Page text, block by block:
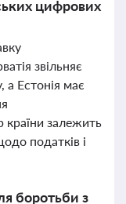
цифрових
звільняє
а Естонія має
країни залежить
податків і
боротьби з